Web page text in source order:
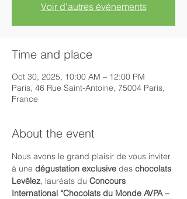
Voir d'autres événements
Time and place
Oct 30, 2025, 10:00 AM – 12:00 PM
Paris, 46 Rue Saint-Antoine, 75004 Paris,
France
About the event
Nous avons le grand plaisir de vous inviter
à une dégustation exclusive des chocolats
Levêlez, lauréats du Concours
International “Chocolats du Monde AVPA –